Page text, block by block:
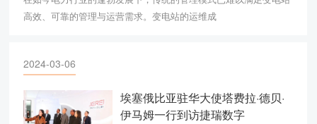
高效、可靠的管理与运营需求。变电站的运维成
2024-03-06
埃塞俄比亚驻华大使塔费拉·德贝·
伊马姆一行到访捷瑞数字